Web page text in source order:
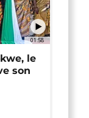
01:58
le
son